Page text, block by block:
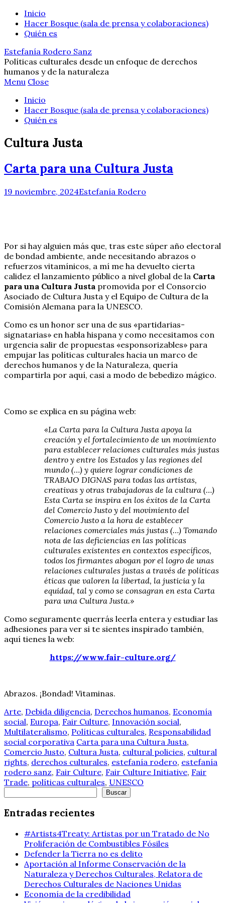
Inicio
Hacer Bosque (sala de prensa y colaboraciones)
Quién es
Estefanía Rodero Sanz
Políticas culturales desde un enfoque de derechos
humanos y de la naturaleza
Menu Close
Inicio
Hacer Bosque (sala de prensa y colaboraciones)
Quién es
Cultura Justa
Carta para una Cultura Justa
19 noviembre, 2024Estefanía Rodero
Por si hay alguien más que, tras este súper año electoral
de bondad ambiente, ande necesitando abrazos o
refuerzos vitamínicos, a mí me ha devuelto cierta
calidez el lanzamiento público a nivel global de la Carta
para una Cultura Justa promovida por el Consorcio
Asociado de Cultura Justa y el Equipo de Cultura de la
Comisión Alemana para la UNESCO.
Como es un honor ser una de sus «partidarias-
signatarias» en habla hispana y como necesitamos con
urgencia salir de propuestas «esponsorizables» para
empujar las políticas culturales hacia un marco de
derechos humanos y de la Naturaleza, quería
compartirla por aquí, casi a modo de bebedizo mágico.
Como se explica en su página web:
«La Carta para la Cultura Justa apoya la
creación y el fortalecimiento de un movimiento
para establecer relaciones culturales más justas
dentro y entre los Estados y las regiones del
mundo (…) y quiere lograr condiciones de
TRABAJO DIGNAS para todas las artistas,
creativas y otras trabajadoras de la cultura (…)
Esta Carta se inspira en los éxitos de la Carta
del Comercio Justo y del movimiento del
Comercio Justo a la hora de establecer
relaciones comerciales más justas (…) Tomando
nota de las deficiencias en las políticas
culturales existentes en contextos específicos,
todos los firmantes abogan por el logro de unas
relaciones culturales justas a través de políticas
éticas que valoren la libertad, la justicia y la
equidad, tal y como se consagran en esta Carta
para una Cultura Justa.»
Como seguramente querrás leerla entera y estudiar las
adhesiones para ver si te sientes inspirado también,
aquí tienes la web:
https://www.fair-culture.org/
Abrazos. ¡Bondad! Vitaminas.
Arte, Debida diligencia, Derechos humanos, Economía
social, Europa, Fair Culture, Innovación social,
Multilateralismo, Políticas culturales, Responsabilidad
social corporativa Carta para una Cultura Justa,
Comercio Justo, Cultura Justa, cultural policies, cultural
rights, derechos culturales, estefanía rodero, estefanía
rodero sanz, Fair Culture, Fair Culture Initiative, Fair
Trade, políticas culturales, UNESCO
Buscar
Entradas recientes
#Artists4Treaty: Artistas por un Tratado de No
Proliferación de Combustibles Fósiles
Defender la Tierra no es delito
Aportación al Informe Conservación de la
Naturaleza y Derechos Culturales, Relatora de
Derechos Culturales de Naciones Unidas
Economía de la credibilidad